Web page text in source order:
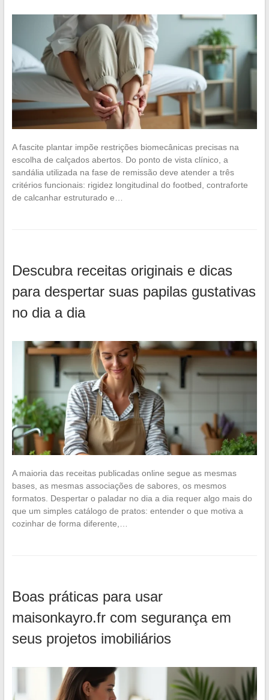
A fascite plantar impõe restrições biomecânicas precisas na
escolha de calçados abertos. Do ponto de vista clínico, a
sandália utilizada na fase de remissão deve atender a três
critérios funcionais: rigidez longitudinal do footbed, contraforte
de calcanhar estruturado e…
Descubra receitas originais e dicas
para despertar suas papilas gustativas
no dia a dia
A maioria das receitas publicadas online segue as mesmas
bases, as mesmas associações de sabores, os mesmos
formatos. Despertar o paladar no dia a dia requer algo mais do
que um simples catálogo de pratos: entender o que motiva a
cozinhar de forma diferente,…
Boas práticas para usar
maisonkayro.fr com segurança em
seus projetos imobiliários